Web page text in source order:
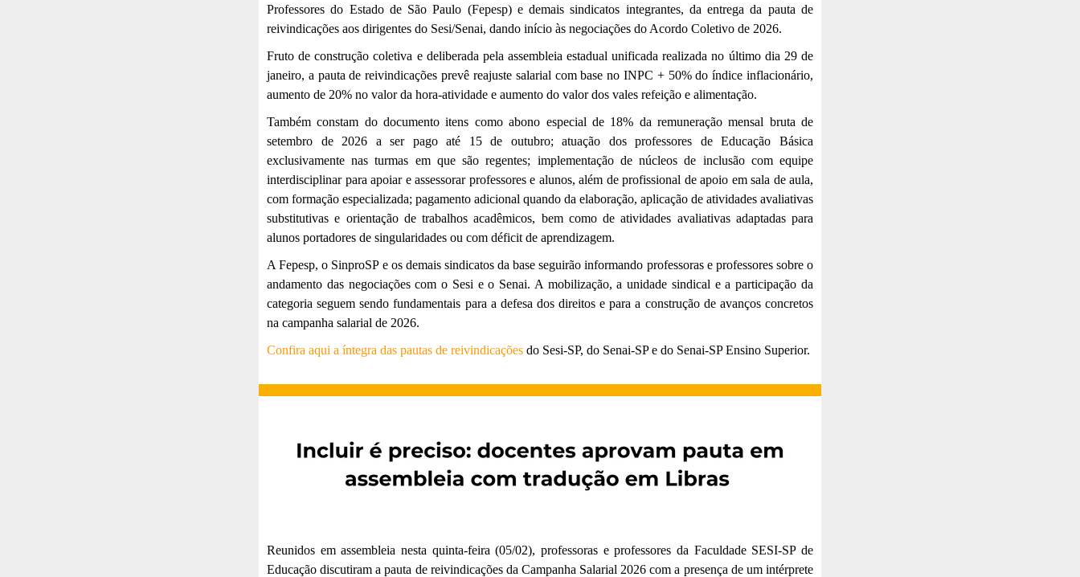
Professores do Estado de São Paulo (Fepesp) e demais sindicatos integrantes, da entrega da pauta de
reivindicações aos dirigentes do Sesi/Senai, dando início às negociações do Acordo Coletivo de 2026.
Fruto de construção coletiva e deliberada pela assembleia estadual unificada realizada no último dia 29 de
janeiro, a pauta de reivindicações prevê reajuste salarial com base no INPC + 50% do índice inflacionário,
aumento de 20% no valor da hora-atividade e aumento do valor dos vales refeição e alimentação.
Também constam do documento itens como abono especial de 18% da remuneração mensal bruta de
setembro de 2026 a ser pago até 15 de outubro; atuação dos professores de Educação Básica
exclusivamente nas turmas em que são regentes; implementação de núcleos de inclusão com equipe
interdisciplinar para apoiar e assessorar professores e alunos, além de profissional de apoio em sala de aula,
com formação especializada; pagamento adicional quando da elaboração, aplicação de atividades avaliativas
substitutivas e orientação de trabalhos acadêmicos, bem como de atividades avaliativas adaptadas para
alunos portadores de singularidades ou com déficit de aprendizagem.
A Fepesp, o SinproSP e os demais sindicatos da base seguirão informando professoras e professores sobre o
andamento das negociações com o Sesi e o Senai. A mobilização, a unidade sindical e a participação da
categoria seguem sendo fundamentais para a defesa dos direitos e para a construção de avanços concretos
na campanha salarial de 2026.
Confira aqui a íntegra das pautas de reivindicações do Sesi-SP, do Senai-SP e do Senai-SP Ensino Superior.
Reunidos em assembleia nesta quinta-feira (05/02), professoras e professores da Faculdade SESI-SP de
Educação discutiram a pauta de reivindicações da Campanha Salarial 2026 com a presença de um intérprete